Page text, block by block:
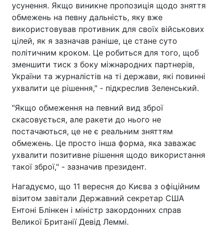
усунення. Якщо виникне пропозиція щодо зняття
обмежень на певну дальність, яку вже
використовував противник для своїх військових
цілей, як я зазначав раніше, це стане суто
політичним кроком. Це робиться для того, щоб
зменшити тиск з боку міжнародних партнерів,
України та журналістів на ті держави, які повинні
ухвалити це рішення," - підкреслив Зеленський.
"Якщо обмеження на певний вид зброї
скасовується, але ракети до нього не
постачаються, це не є реальним зняттям
обмежень. Це просто інша форма, яка заважає
ухвалити позитивне рішення щодо використання
такої зброї," - зазначив президент.
Нагадуємо, що 11 вересня до Києва з офіційним
візитом завітали Державний секретар США
Ентоні Блінкен і міністр закордонних справ
Великої Британії Девід Леммі.